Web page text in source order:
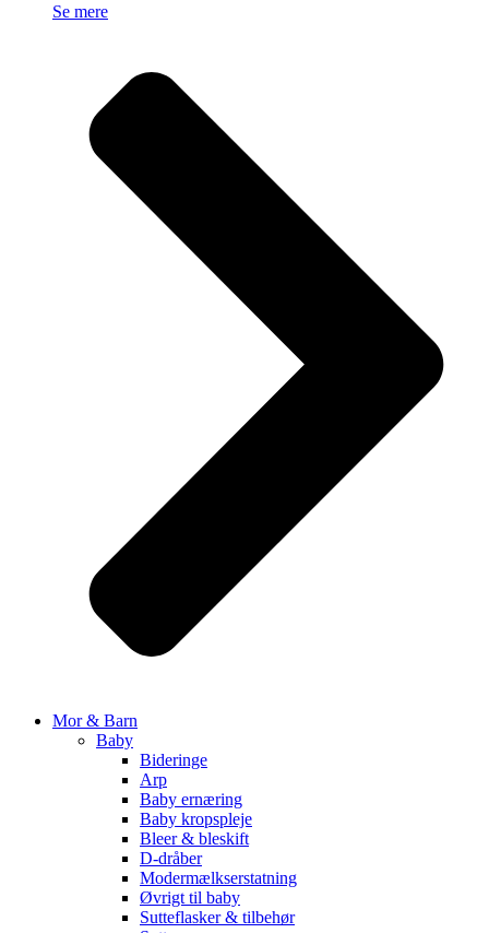
Se mere
Mor & Barn
Baby
Bideringe
Arp
Baby ernæring
Baby kropspleje
Bleer & bleskift
D-dråber
Modermælkserstatning
Øvrigt til baby
Sutteflasker & tilbehør